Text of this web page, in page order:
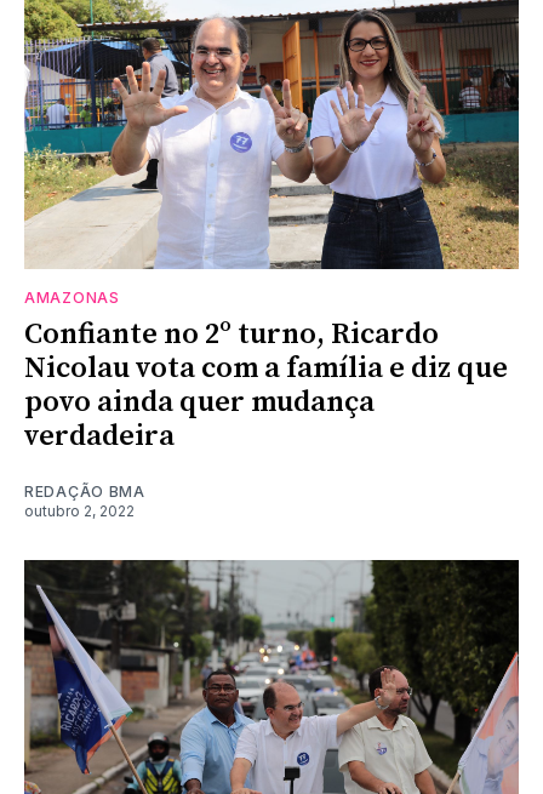
AMAZONAS
Confiante no 2º turno, Ricardo
Nicolau vota com a família e diz que
povo ainda quer mudança
verdadeira
REDAÇÃO BMA
outubro 2, 2022